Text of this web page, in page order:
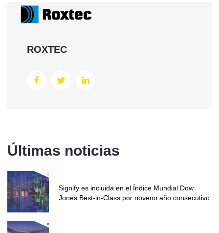
ROXTEC
Últimas noticias
Signify es incluida en el Índice Mundial Dow
Jones Best-in-Class por noveno año consecutivo